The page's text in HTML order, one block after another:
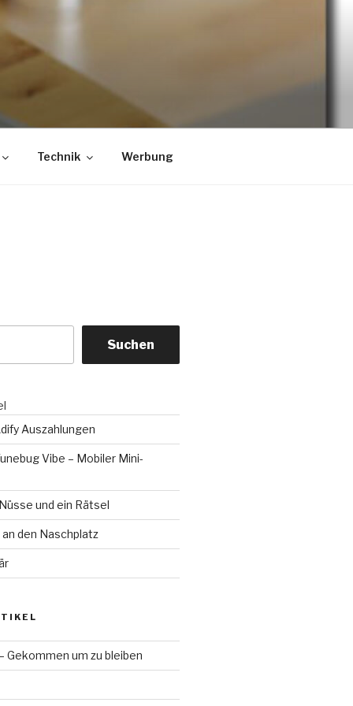
Technik Werbung
Suchen
Auszahlungen
Vibe – Mobiler Mini-
und ein Rätsel
den Naschplatz
Gekommen um zu bleiben